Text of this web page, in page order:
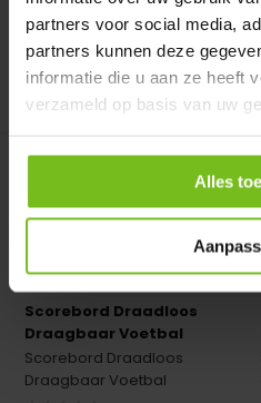
partners voor social media,
partners kunnen deze
informatie die u aan ze heeft
verzameld op basis van uw
Alles
Vergelijk
€ 1.149,-
Scorebord Draadloos
Draagbaar Voetbal
Scorebord Draadloos
Draagbaar Voetbal